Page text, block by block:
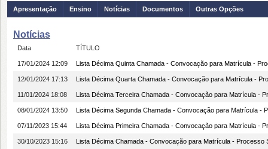
Apresentação Ensino Notícias Documentos Outras Opções
Notícias
Data TÍTULO
17/01/2024 12:09 Lista Décima Quinta Chamada - Convocação para Matrícula -
12/01/2024 17:13 Lista Décima Quarta Chamada - Convocação para Matrícula -
11/01/2024 18:08 Lista Décima Terceira Chamada - Convocação para Matrícula -
08/01/2024 13:50 Lista Décima Segunda Chamada - Convocação para Matrícula -
07/11/2023 15:44 Lista Décima Primeira Chamada - Convocação para Matrícula -
30/10/2023 15:16 Lista Décima Chamada - Convocação para Matrícula - Processo